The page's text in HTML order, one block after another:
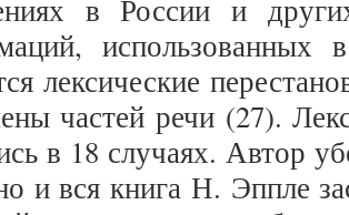
в России и
использованных
лексические
частей речи (27).
в 18 случаях. Автор
и вся книга Н. Эппле